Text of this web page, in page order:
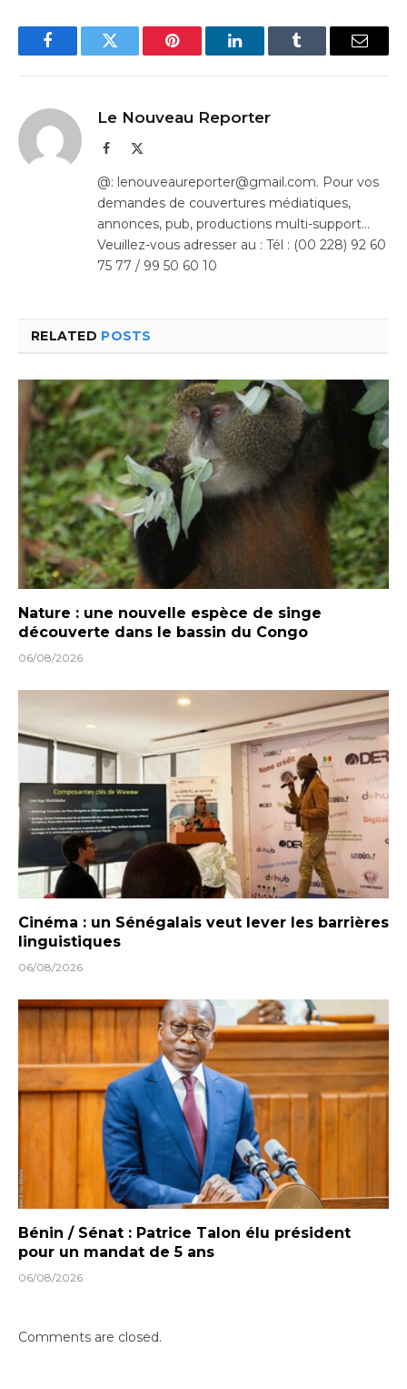
FacebookTwitter Pinterest LinkedInTumblr Email
Le Nouveau Reporter
Facebook
@: lenouveaureporter@gmail.com. Pour vos
demandes de couvertures médiatiques,
annonces, pub, productions multi-support…
Veuillez-vous adresser au : Tél : (00 228) 92 60
75 77 / 99 50 60 10
RELATED POSTS
Nature : une nouvelle espèce de singe
découverte dans le bassin du Congo
06/08/2026
Cinéma : un Sénégalais veut lever les barrières
linguistiques
06/08/2026
Bénin / Sénat : Patrice Talon élu président
pour un mandat de 5 ans
06/08/2026
Comments are closed.